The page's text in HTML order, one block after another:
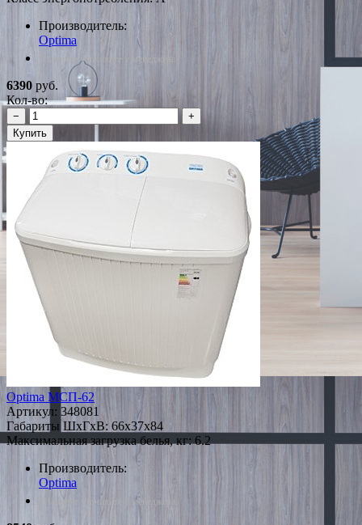
Производитель:
Optima
*Наличие уточняйте у менеджера
6390 руб.
Кол-во:
−
+
Купить
Optima МСП-62
Артикул: 348081
Габариты ШxГxВ: 66x37x84
Максимальная загрузка белья, кг: 6.2
Производитель:
Optima
*Наличие уточняйте у менеджера